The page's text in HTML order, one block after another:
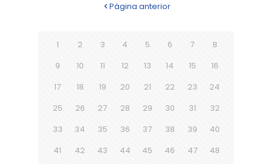
Página anterior
1 2 3 4 5 6 7
8
9
10 11 12 13 14 15
16
17
18 19 20 21 22 23
24
25
26 27 28 29 30 31
32
33
34 35 36 37 38 39
40
41
42 43 44 45 46 47
48